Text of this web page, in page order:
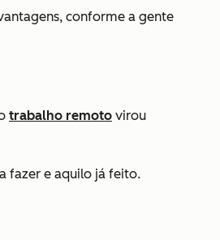
conforme a gente
trabalho remoto virou
fazer e aquilo já feito.